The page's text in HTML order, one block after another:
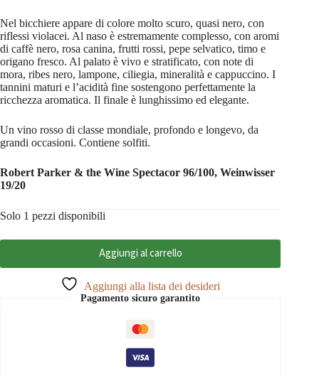
Nel bicchiere appare di colore molto scuro, quasi nero, con
riflessi violacei. Al naso è estremamente complesso, con aromi
di caffè nero, rosa canina, frutti rossi, pepe selvatico, timo e
origano fresco. Al palato è vivo e stratificato, con note di
mora, ribes nero, lampone, ciliegia, mineralità e cappuccino. I
tannini maturi e l’acidità fine sostengono perfettamente la
ricchezza aromatica. Il finale è lunghissimo ed elegante.
Un vino rosso di classe mondiale, profondo e longevo, da
grandi occasioni. Contiene solfiti.
Robert Parker & the Wine Spectacor 96/100, Weinwisser
19/20
Solo 1 pezzi disponibili
Aggiungi al carrello
Aggiungi alla lista dei desideri
Pagamento sicuro garantito